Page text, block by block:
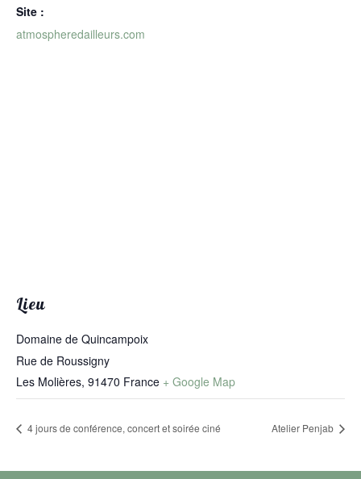
Site :
atmospheredailleurs.com
Lieu
Domaine de Quincampoix
Rue de Roussigny
Les Molières, 91470 France + Google Map
4 jours de conférence, concert et soirée ciné Atelier Penjab